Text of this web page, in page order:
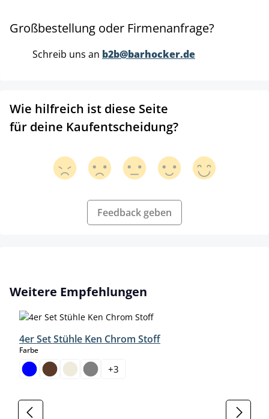
Großbestellung oder Firmenanfrage?
Schreib uns an b2b@barhocker.de
Wie hilfreich ist diese Seite
für deine Kaufentscheidung?
Feedback geben
Produktgalerie überspringen
Weitere Empfehlungen
4er Set Stühle Ken Chrom Stoff
Farbeauswählen
+3